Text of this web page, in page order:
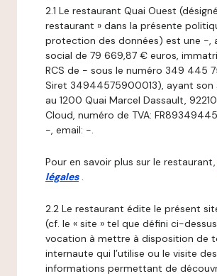
2.1 Le restaurant Quai Ouest
restaurant » dans la présente
protection des données) est une -,
social de 79 669,87 € euros,
RCS de - sous le numéro 349 445
Siret 34944575900013), ayant son
au 1200 Quai Marcel Dassault,
Cloud, numéro de TVA:
-, email: -.
Pour en savoir plus sur le restaurant,
légales .
2.2 Le restaurant édite le présent
(cf. le « site » tel que défini ci-
vocation à mettre à disposition de
internaute qui l’utilise ou le visite des
informations permettant de